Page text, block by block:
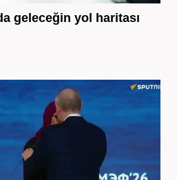
geleceğin yol haritası